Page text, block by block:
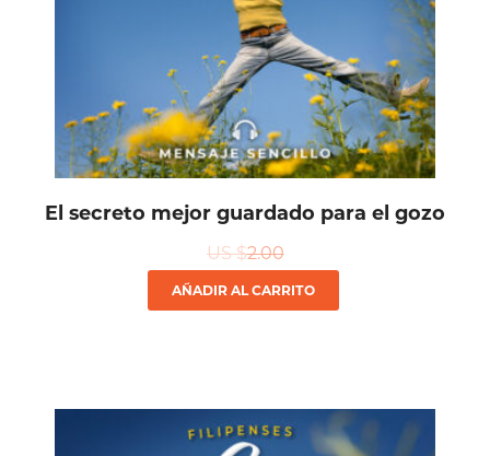
El secreto mejor guardado para el gozo
US $2.00
AÑADIR AL CARRITO